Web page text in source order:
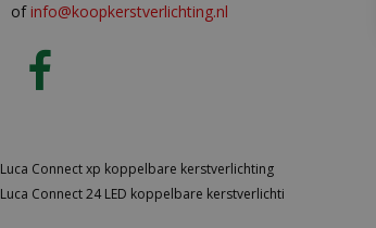
of info@koopkerstverlichting.nl
Luca Connect xp koppelbare kerstverlichting
Luca Connect 24 LED koppelbare kerstverlichti